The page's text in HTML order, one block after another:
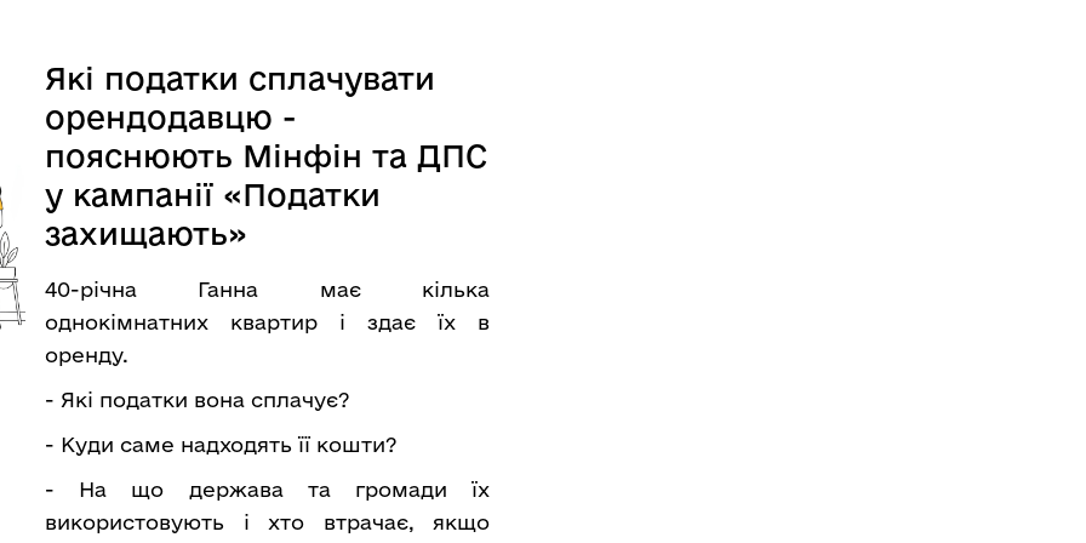
Які податки сплачувати
орендодавцю -
пояснюють Мінфін та ДПС
у кампанії «Податки
захищають»
40-річна Ганна має кілька
однокімнатних квартир і здає їх в
оренду.
- Які податки вона сплачує?
- Куди саме надходять її кошти?
- На що держава та громади їх
використовують і хто втрачає, якщо